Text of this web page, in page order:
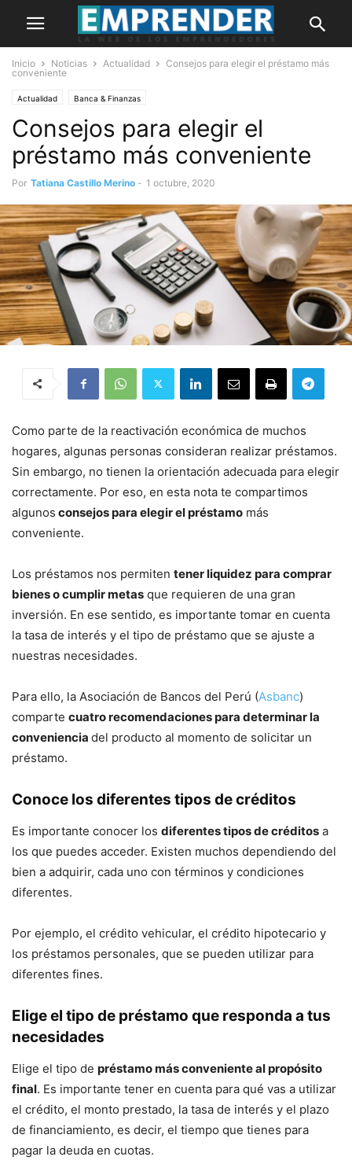
Inicio Noticias Actualidad
Consejos para elegir el préstamo más
conveniente
Actualidad Banca & Finanzas
Consejos para elegir el
préstamo más conveniente
Por Tatiana Castillo Merino - 1 octubre, 2020
Como parte de la reactivación económica de muchos
hogares, algunas personas consideran realizar préstamos.
Sin embargo, no tienen la orientación adecuada para elegir
correctamente. Por eso, en esta nota te compartimos
algunos consejos para elegir el préstamo más
conveniente.
Los préstamos nos permiten tener liquidez para comprar
bienes o cumplir metas que requieren de una gran
inversión. En ese sentido, es importante tomar en cuenta
la tasa de interés y el tipo de préstamo que se ajuste a
nuestras necesidades.
Para ello, la Asociación de Bancos del Perú (Asbanc)
comparte cuatro recomendaciones para determinar la
conveniencia del producto al momento de solicitar un
préstamo.
Conoce los diferentes tipos de créditos
Es importante conocer los diferentes tipos de créditos a
los que puedes acceder. Existen muchos dependiendo del
bien a adquirir, cada uno con términos y condiciones
diferentes.
Por ejemplo, el crédito vehicular, el crédito hipotecario y
los préstamos personales, que se pueden utilizar para
diferentes fines.
Elige el tipo de préstamo que responda a tus
necesidades
Elige el tipo de préstamo más conveniente al propósito
final. Es importante tener en cuenta para qué vas a utilizar
el crédito, el monto prestado, la tasa de interés y el plazo
de financiamiento, es decir, el tiempo que tienes para
pagar la deuda en cuotas.